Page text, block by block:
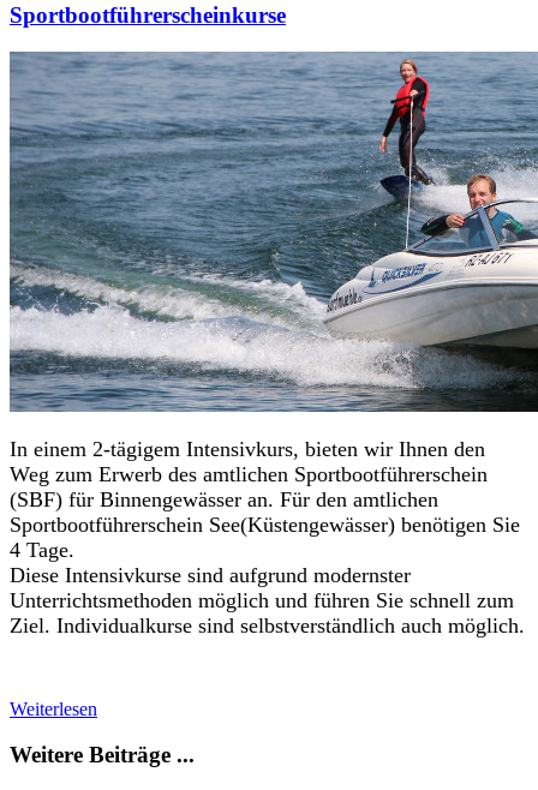
Sportbootführerscheinkurse
In einem 2-tägigem Intensivkurs, bieten wir Ihnen den
Weg zum Erwerb des amtlichen Sportbootführerschein
(SBF) für Binnengewässer an. Für den amtlichen
Sportbootführerschein See(Küstengewässer) benötigen Sie
4 Tage.
Diese Intensivkurse sind aufgrund modernster
Unterrichtsmethoden möglich und führen Sie schnell zum
Ziel. Individualkurse sind selbstverständlich auch möglich.
Weiterlesen
Weitere Beiträge ...